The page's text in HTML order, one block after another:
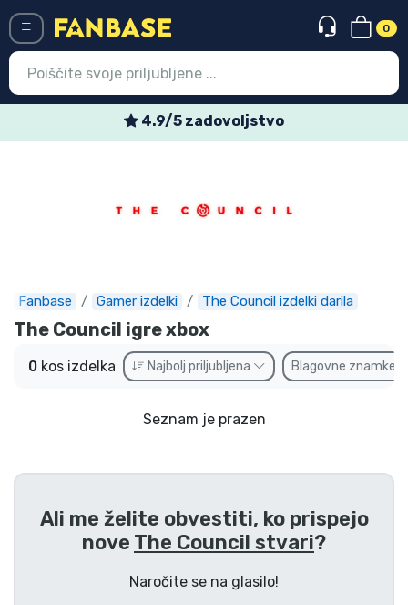
0
4.9/5 zadovoljstvo
Fanbase Gamer izdelki The Council izdelki darila
The Council igre xbox
0 kos izdelka Najbolj priljubljena Blagovne znamke
Seznam je prazen
Ali me želite obvestiti, ko prispejo
nove The Council stvari?
Naročite se na glasilo!
Najnovejsi izdelki
Ekspresna dostava
Prednaročila
Outlet izdelki
Dostava in plačilo
Tv serijske izdelki
Filmske izdelki
Risani izdelki